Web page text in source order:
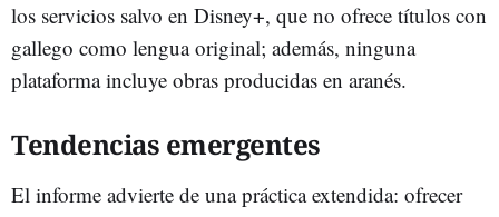
los servicios salvo en Disney+, que no ofrece títulos con
gallego como lengua original; además, ninguna
plataforma incluye obras producidas en aranés.
Tendencias emergentes
El informe advierte de una práctica extendida: ofrecer